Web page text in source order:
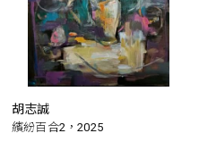
胡志誠
繽紛百合2，2025